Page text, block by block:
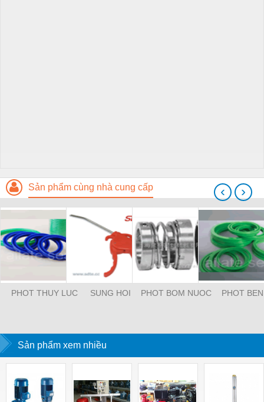
Sản phẩm cùng nhà cung cấp
PHOT THUY LUC SUNG HOI PHOT BOM NUOC PHOT BEN
‹ ›
Sản phẩm xem nhiều